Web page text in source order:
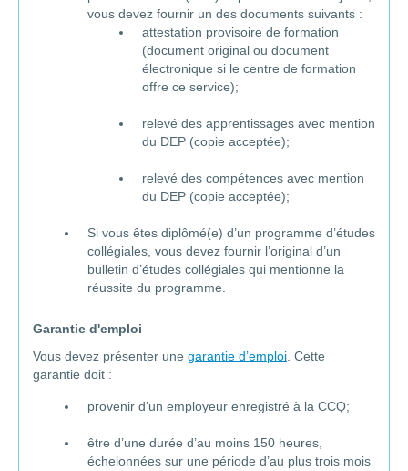
vous devez fournir un des documents suivants :
attestation provisoire de formation
(document original ou document
électronique si le centre de formation
offre ce service);
relevé des apprentissages avec mention
du DEP (copie acceptée);
relevé des compétences avec mention
du DEP (copie acceptée);
Si vous êtes diplômé(e) d’un programme d’études
collégiales, vous devez fournir l’original d’un
bulletin d’études collégiales qui mentionne la
réussite du programme.
Garantie d'emploi
Vous devez présenter une garantie d’emploi . Cette
garantie doit :
provenir d’un employeur enregistré à la CCQ;
être d’une durée d’au moins 150 heures,
échelonnées sur une période d’au plus trois mois